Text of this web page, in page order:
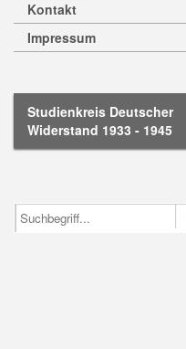
Kontakt
Impressum
Studienkreis Deutscher
Widerstand 1933 - 1945